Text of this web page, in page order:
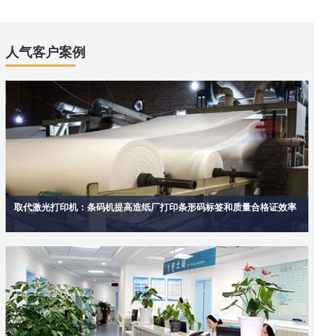
人气客户案例
取代激光打印机：条码机提高造纸厂打印条形码标签和质量合格证效率